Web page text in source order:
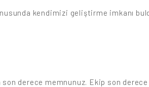
kendimizi geliştirme imkanı
derece memnunuz. Ekip son derece